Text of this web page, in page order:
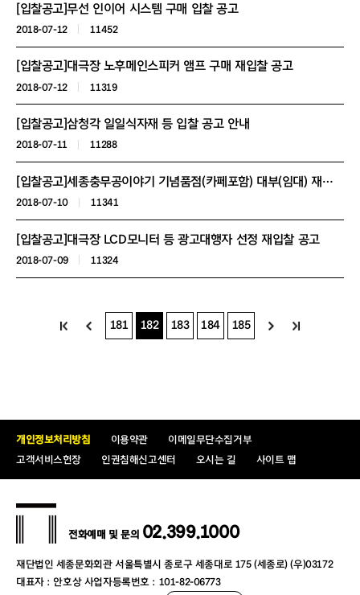
[입찰공고]무선 인이어 시스템 구매 입찰 공고
2018-07-12 11452
[입찰공고]대극장 노후메인스피커 앰프 구매 재입찰 공고
2018-07-12 11319
[입찰공고]삼청각 일일식자재 등 입찰 공고 안내
2018-07-11 11288
[입찰공고]세종충무공이야기 기념품점(카페포함) 대부(임대) 재입찰 공고(긴급)
2018-07-10 11341
[입찰공고]대극장 LCD모니터 등 광고대행자 선정 재입찰 공고
2018-07-09 11324
181 182 183 184 185
개인정보처리방침 이용약관
이메일무단수집거부
고객서비스헌장
인권침해신고센터 오시는 길 사이트 맵
재단법인 세종문화회관 서울특별시 종로구 세종대로 175 (세종로) (우)03172
대표자 : 안호상 사업자등록번호 : 101-82-06773
전화예매 및 문의 02.399.1000